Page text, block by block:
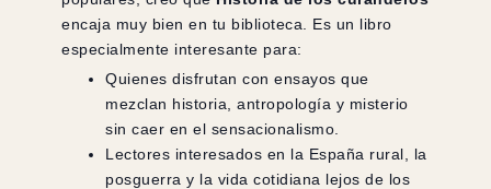
encaja muy bien en tu biblioteca. Es un libro
especialmente interesante para:
Quienes disfrutan con ensayos que
mezclan historia, antropología y misterio
sin caer en el sensacionalismo.
Lectores interesados en la España rural, la
posguerra y la vida cotidiana lejos de los